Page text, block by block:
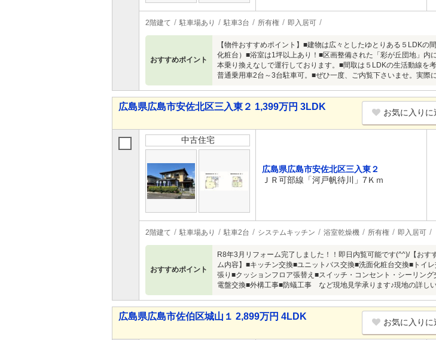
2階建て 駐車場あり 駐車3台 所有権 即入居可
おすすめポイント
【物件おすすめポイント】■建物は広々としたゆとりある５LDK
化粧台）■浴室は1坪以上あり！■区画整備された「彩が丘団地」
本乗り換えなしで運行しております。■間取は５LDKの生活動線を
普通乗用車2台～3台駐車可。■ぜひ一度、ご内覧下さいませ。実際
広島県広島市安佐北区三入東２ 1,399万円 3LDK
お気に入りに
中古住宅
広島県広島市安佐北区三入東２
ＪＲ可部線「河戸帆待川」7Ｋｍ
2階建て 駐車場あり 駐車2台 システムキッチン 浴室乾燥機 所有権 即入居可
おすすめポイント
R8年3月リフォーム完了しました！！即日内覧可能です(^^)/【お
ム内容】■キッチン交換■ユニットバス交換■洗面化粧台交換■トイ
張り■クッションフロア張替え■スイッチ・コンセント・シーリン
電盤交換■外構工事■防蟻工事 など現地見学承ります♪現地の詳し
広島県広島市佐伯区城山１ 2,899万円 4LDK
お気に入りに